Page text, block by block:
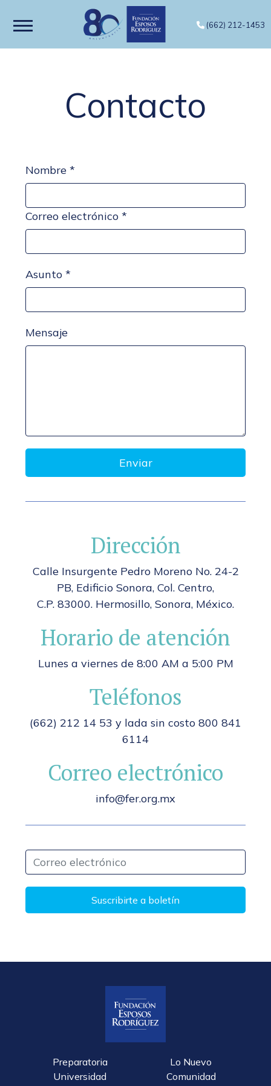
(662) 212-1453
Contacto
Nombre *
Correo electrónico *
Asunto *
Mensaje
Enviar
Dirección
Calle Insurgente Pedro Moreno No. 24-2
PB, Edificio Sonora, Col. Centro,
C.P. 83000. Hermosillo, Sonora, México.
Horario de atención
Lunes a viernes de 8:00 AM a 5:00 PM
Teléfonos
(662) 212 14 53 y lada sin costo 800 841
6114
Correo electrónico
info@fer.org.mx
Suscribirte a boletín
Preparatoria
Universidad
Lo Nuevo
Comunidad